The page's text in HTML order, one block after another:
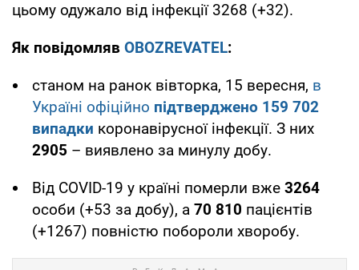
цьому одужало від інфекції 3268 (+32).
Як повідомляв OBOZREVATEL:
станом на ранок вівторка, 15 вересня, в
Україні офіційно підтверджено 159 702
випадки коронавірусної інфекції. З них
2905 – виявлено за минулу добу.
Від COVID-19 у країні померли вже 3264
особи (+53 за добу), а 70 810 пацієнтів
(+1267) повністю побороли хворобу.